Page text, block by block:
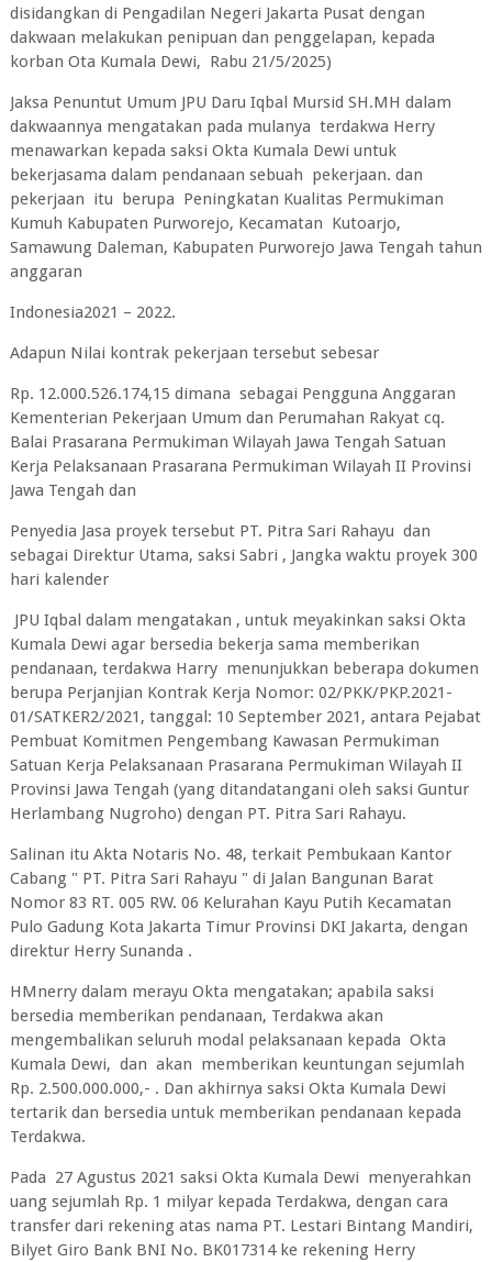
disidangkan di Pengadilan Negeri Jakarta Pusat dengan
dakwaan melakukan penipuan dan penggelapan, kepada
korban Ota Kumala Dewi, Rabu 21/5/2025)
Jaksa Penuntut Umum JPU Daru Iqbal Mursid SH.MH dalam
dakwaannya mengatakan pada mulanya terdakwa Herry
menawarkan kepada saksi Okta Kumala Dewi untuk
bekerjasama dalam pendanaan sebuah pekerjaan. dan
pekerjaan itu berupa Peningkatan Kualitas Permukiman
Kumuh Kabupaten Purworejo, Kecamatan Kutoarjo,
Samawung Daleman, Kabupaten Purworejo Jawa Tengah tahun
anggaran
Indonesia2021 – 2022.
Adapun Nilai kontrak pekerjaan tersebut sebesar
Rp. 12.000.526.174,15 dimana sebagai Pengguna Anggaran
Kementerian Pekerjaan Umum dan Perumahan Rakyat cq.
Balai Prasarana Permukiman Wilayah Jawa Tengah Satuan
Kerja Pelaksanaan Prasarana Permukiman Wilayah II Provinsi
Jawa Tengah dan
Penyedia Jasa proyek tersebut PT. Pitra Sari Rahayu dan
sebagai Direktur Utama, saksi Sabri , Jangka waktu proyek 300
hari kalender
JPU Iqbal dalam mengatakan , untuk meyakinkan saksi Okta
Kumala Dewi agar bersedia bekerja sama memberikan
pendanaan, terdakwa Harry menunjukkan beberapa dokumen
berupa Perjanjian Kontrak Kerja Nomor: 02/PKK/PKP.2021-
01/SATKER2/2021, tanggal: 10 September 2021, antara Pejabat
Pembuat Komitmen Pengembang Kawasan Permukiman
Satuan Kerja Pelaksanaan Prasarana Permukiman Wilayah II
Provinsi Jawa Tengah (yang ditandatangani oleh saksi Guntur
Herlambang Nugroho) dengan PT. Pitra Sari Rahayu.
Salinan itu Akta Notaris No. 48, terkait Pembukaan Kantor
Cabang " PT. Pitra Sari Rahayu " di Jalan Bangunan Barat
Nomor 83 RT. 005 RW. 06 Kelurahan Kayu Putih Kecamatan
Pulo Gadung Kota Jakarta Timur Provinsi DKI Jakarta, dengan
direktur Herry Sunanda .
HMnerry dalam merayu Okta mengatakan; apabila saksi
bersedia memberikan pendanaan, Terdakwa akan
mengembalikan seluruh modal pelaksanaan kepada Okta
Kumala Dewi, dan akan memberikan keuntungan sejumlah
Rp. 2.500.000.000,- . Dan akhirnya saksi Okta Kumala Dewi
tertarik dan bersedia untuk memberikan pendanaan kepada
Terdakwa.
Pada 27 Agustus 2021 saksi Okta Kumala Dewi menyerahkan
uang sejumlah Rp. 1 milyar kepada Terdakwa, dengan cara
transfer dari rekening atas nama PT. Lestari Bintang Mandiri,
Bilyet Giro Bank BNI No. BK017314 ke rekening Herry